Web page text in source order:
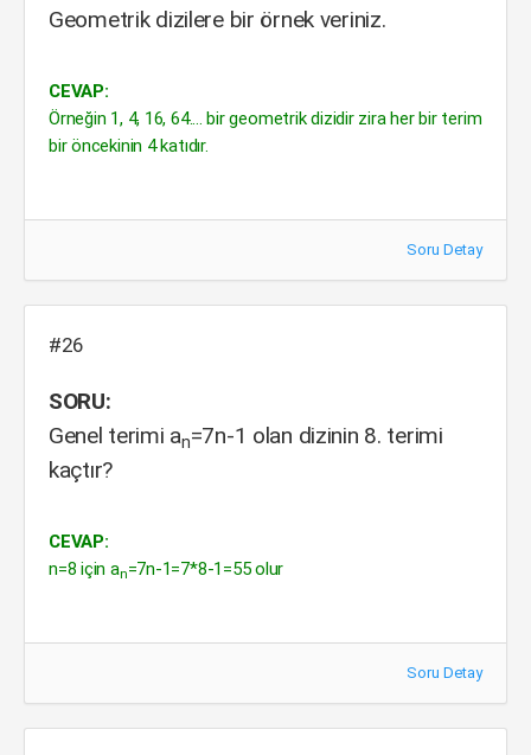
Geometrik dizilere bir örnek veriniz.
CEVAP:
Örneğin 1, 4, 16, 64.... bir geometrik dizidir zira her bir terim
bir öncekinin 4 katıdır.
Soru Detay
#26
SORU:
Genel terimi an=7n-1 olan dizinin 8. terimi
kaçtır?
CEVAP:
n=8 için an=7n-1=7*8-1=55 olur
Soru Detay